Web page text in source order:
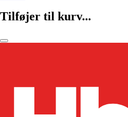
Tilføjer til kurv...